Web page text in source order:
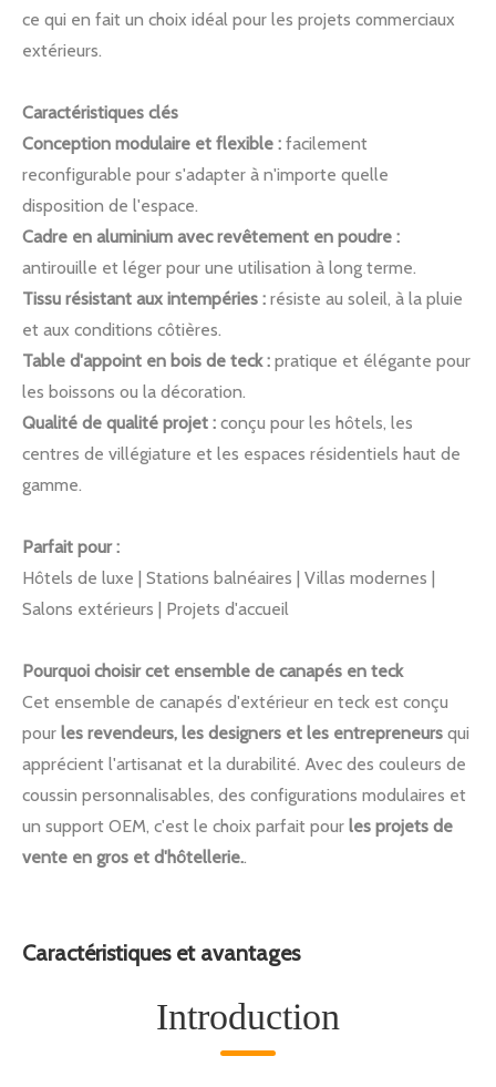
ce qui en fait un choix idéal pour les projets commerciaux
extérieurs.
Caractéristiques clés
Conception modulaire et flexible : facilement
reconfigurable pour s'adapter à n'importe quelle
disposition de l'espace.
Cadre en aluminium avec revêtement en poudre :
antirouille et léger pour une utilisation à long terme.
Tissu résistant aux intempéries : résiste au soleil, à la pluie
et aux conditions côtières.
Table d'appoint en bois de teck : pratique et élégante pour
les boissons ou la décoration.
Qualité de qualité projet : conçu pour les hôtels, les
centres de villégiature et les espaces résidentiels haut de
gamme.
Parfait pour :
Hôtels de luxe | Stations balnéaires | Villas modernes |
Salons extérieurs | Projets d'accueil
Pourquoi choisir cet ensemble de canapés en teck
Cet ensemble de canapés d'extérieur en teck est conçu
pour les revendeurs, les designers et les entrepreneurs qui
apprécient l'artisanat et la durabilité. Avec des couleurs de
coussin personnalisables, des configurations modulaires et
un support OEM, c'est le choix parfait pour les projets de
vente en gros et d'hôtellerie..
Caractéristiques et avantages
Introduction